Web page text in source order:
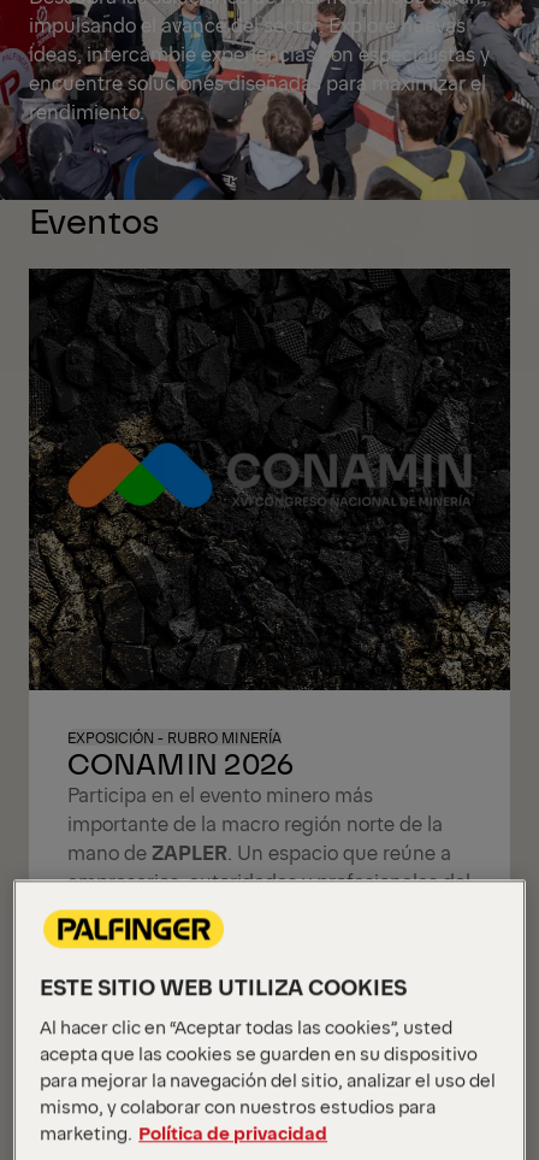
impulsando el avance del sector. Explore nuevas
ideas, intercambie experiencias con especialistas y
encuentre soluciones diseñadas para maximizar el
rendimiento.
Eventos
CONAMIN 2026
EXPOSICIÓN - RUBRO MINERÍA
Participa en el evento minero más
importante de la macro región norte de la
mano de ZAPLER . Un espacio que reúne a
empresarios, autoridades y profesionales del
sector para impulsar la innovación, el
desarrollo sostenible y nuevas
Stand: 11 E
Más información
Más información
ESTE SITIO WEB UTILIZA COOKIES
Al hacer clic en “Aceptar todas las cookies”, usted
acepta que las cookies se guarden en su dispositivo
para mejorar la navegación del sitio, analizar el uso del
mismo, y colaborar con nuestros estudios para
marketing. Política de privacidad